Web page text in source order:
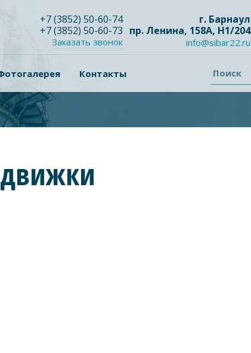
+7(3852) 50-60-74
+7(3852) 50-60-73
Заказать звонок
г. Барнаул
пр. Ленина, 158А, Н1/204
info@sibar22.ru
Контакты Поиск